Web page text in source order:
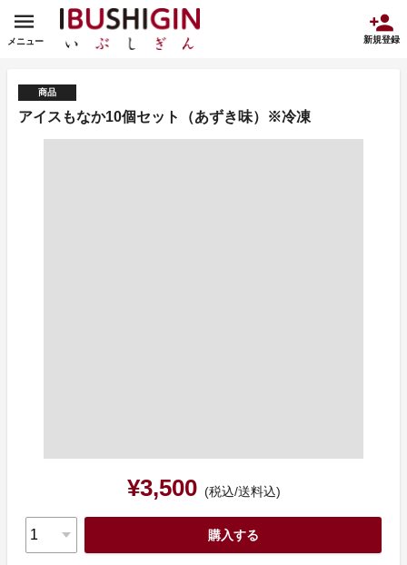
メニュー 新規登録
商品
アイスもなか10個セット（あずき味）※冷凍
¥3,500 (税込/送料込)
購入する